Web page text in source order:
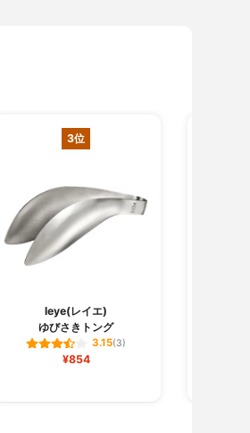
3位
leye(レイエ)
ゆびさきトング
3.15(3)
¥854